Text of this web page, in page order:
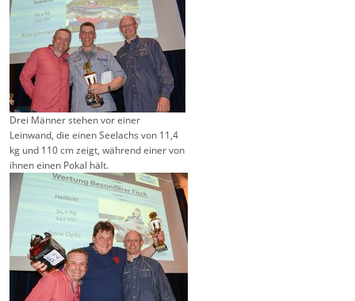
Drei Männer stehen vor einer
Leinwand, die einen Seelachs von 11,4
kg und 110 cm zeigt, während einer von
ihnen einen Pokal hält.